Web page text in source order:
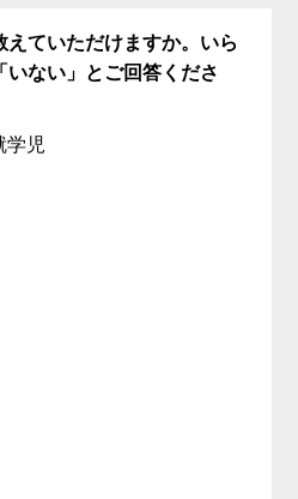
えていただけますか。いら
いない」とご回答くださ
学児